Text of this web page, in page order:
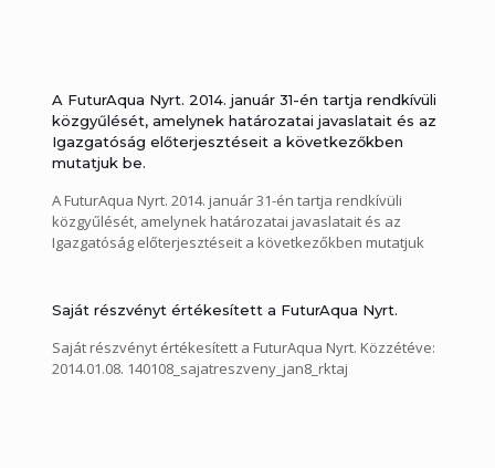
A FuturAqua Nyrt. 2014. január 31-én tartja rendkívüli
közgyűlését, amelynek határozatai javaslatait és az
Igazgatóság előterjesztéseit a következőkben
mutatjuk be.
A FuturAqua Nyrt. 2014. január 31-én tartja rendkívüli
közgyűlését, amelynek határozatai javaslatait és az
Igazgatóság előterjesztéseit a következőkben mutatjuk
Saját részvényt értékesített a FuturAqua Nyrt.
Saját részvényt értékesített a FuturAqua Nyrt. Közzétéve:
2014.01.08. 140108_sajatreszveny_jan8_rktaj